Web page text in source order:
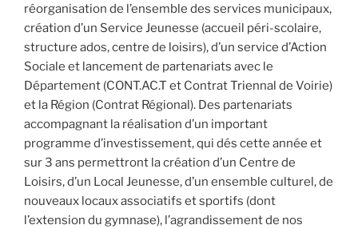
réorganisation de l’ensemble des services municipaux,
création d’un Service Jeunesse (accueil péri-scolaire,
structure ados, centre de loisirs), d’un service d’Action
Sociale et lancement de partenariats avec le
Département (CONT.AC.T et Contrat Triennal de Voirie)
et la Région (Contrat Régional). Des partenariats
accompagnant la réalisation d’un important
programme d’investissement, qui dés cette année et
sur 3 ans permettront la création d’un Centre de
Loisirs, d’un Local Jeunesse, d’un ensemble culturel, de
nouveaux locaux associatifs et sportifs (dont
l’extension du gymnase), l’agrandissement de nos